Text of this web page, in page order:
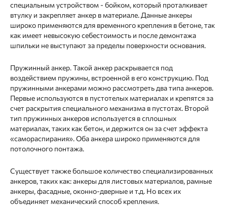
специальным устройством - бойком, который проталкивает
втулку и закрепляет анкер в материале. Данные анкеры
широко применяются для временного крепления в бетоне, так
как имеет невысокую себестоимость и после демонтажа
шпильки не выступают за пределы поверхности основания.
Пружинный анкер. Такой анкер раскрывается под
воздействием пружины, встроенной в его конструкцию. Под
пружинными анкерами можно рассмотреть два типа анкеров.
Первые используются в пустотелых материалах и крепятся за
счет раскрытия специального механизма в пустотах. Второй
тип пружинных анкеров используется в сплошных
материалах, таких как бетон, и держится он за счет эффекта
«самораспирания». Оба анкера широко применяются для
потолочного понтажа.
Существует также большое количество специализированных
анкеров, таких как: анкеры для листовых материалов, рамные
анкеры, фасадные, оконно-дверные и т.д. Но всех их
объединяет механический способ крепления.